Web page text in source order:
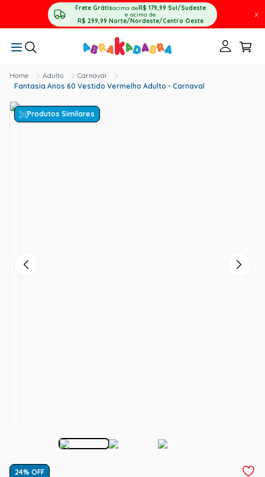
Frete Grátisacima deR$ 179,99 Sul/Sudeste
e acima de
R$ 299,99 Norte/Nordeste/Centro Oeste
X
Adulto
Carnaval
Fantasia Anos 60 Vestido Vermelho Adulto - Carnaval
Produtos Similares
24% OFF